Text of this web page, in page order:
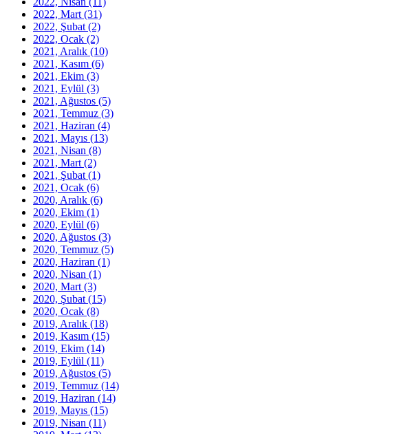
2022, Mart (31)
2022, Şubat (2)
2022, Ocak (2)
2021, Aralık (10)
2021, Kasım (6)
2021, Ekim (3)
2021, Eylül (3)
2021, Ağustos (5)
2021, Temmuz (3)
2021, Haziran (4)
2021, Mayıs (13)
2021, Nisan (8)
2021, Mart (2)
2021, Şubat (1)
2021, Ocak (6)
2020, Aralık (6)
2020, Ekim (1)
2020, Eylül (6)
2020, Ağustos (3)
2020, Temmuz (5)
2020, Haziran (1)
2020, Nisan (1)
2020, Mart (3)
2020, Şubat (15)
2020, Ocak (8)
2019, Aralık (18)
2019, Kasım (15)
2019, Ekim (14)
2019, Eylül (11)
2019, Ağustos (5)
2019, Temmuz (14)
2019, Haziran (14)
2019, Mayıs (15)
2019, Nisan (11)